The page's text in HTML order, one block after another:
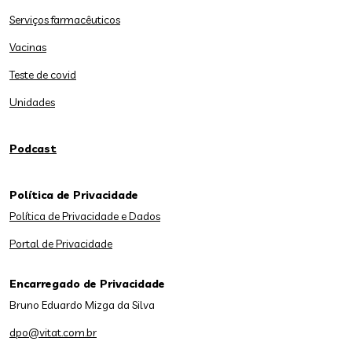
Serviços farmacêuticos
Vacinas
Teste de covid
Unidades
Podcast
Política de Privacidade
Política de Privacidade e Dados
Portal de Privacidade
Encarregado de Privacidade
Bruno Eduardo Mizga da Silva
dpo@vitat.com.br